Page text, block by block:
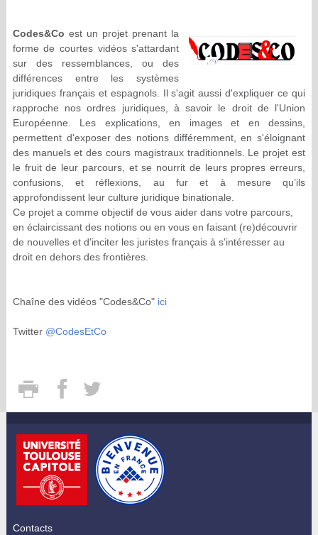
Codes&Co est un projet prenant la
forme de courtes vidéos s'attardant
sur des ressemblances, ou des
différences entre les systèmes
juridiques français et espagnols. Il s'agit aussi d'expliquer ce qui
rapproche nos ordres juridiques, à savoir le droit de l'Union
Européenne. Les explications, en images et en dessins,
permettent d'exposer des notions différemment, en s'éloignant
des manuels et des cours magistraux traditionnels. Le projet est
le fruit de leur parcours, et se nourrit de leurs propres erreurs,
confusions, et réflexions, au fur et à mesure qu’ils
approfondissent leur culture juridique binationale.
Ce projet a comme objectif de vous aider dans votre parcours,
en éclaircissant des notions ou en vous en faisant (re)découvrir
de nouvelles et d'inciter les juristes français à s'intéresser au
droit en dehors des frontières.
Chaîne des vidéos "Codes&Co" ici
Twitter @CodesEtCo
Contacts